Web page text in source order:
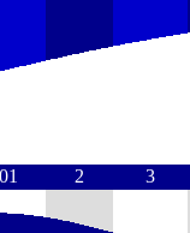
01 2 3